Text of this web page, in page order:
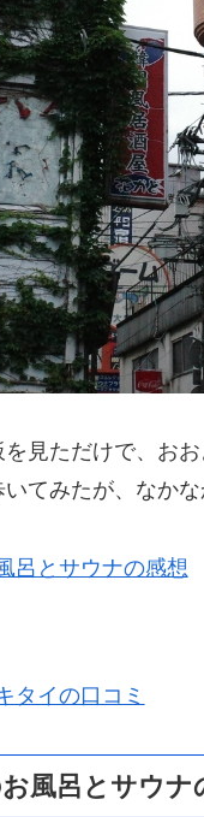
見ただけで、お
てみたが、なか
呂とサウナの感想
タイの口コミ
風呂とサウナ